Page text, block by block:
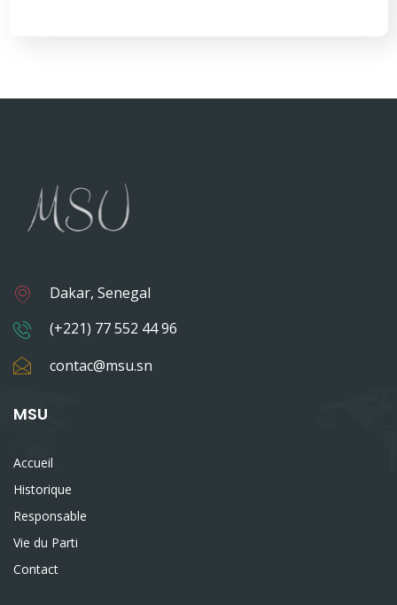
Dakar, Senegal
(+221) 77 552 44 96
contac@msu.sn
MSU
Accueil
Historique
Responsable
Vie du Parti
Contact